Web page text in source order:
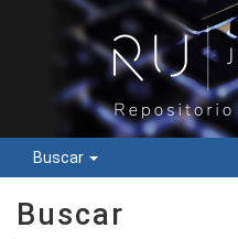
Buscar
Buscar